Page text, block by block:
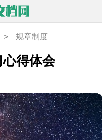
> 规章制度
得体会